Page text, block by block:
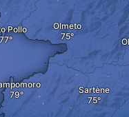
Sartène
Olmeto
Pollo